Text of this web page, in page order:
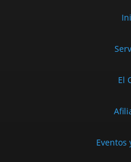
El
Eventos